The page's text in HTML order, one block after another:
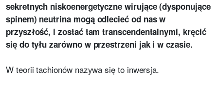
sekretnych niskoenergetyczne wirujące (dysponujące
spinem) neutrina mogą odlecieć od nas w
przyszłość, i zostać tam transcendentalnymi, kręcić
się do tyłu zarówno w przestrzeni jak i w czasie.
W teorii tachionów nazywa się to inwersja.